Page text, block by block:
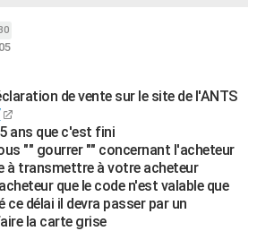
de vente sur le site de l'ANTS
ans que c'est fini
"" gourrer "" concernant l'acheteur
à transmettre à votre acheteur
que le code n'est valable que
ce délai il devra passer par un
la carte grise